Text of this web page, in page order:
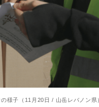
の様子（11月20日 / 山岳レバノン